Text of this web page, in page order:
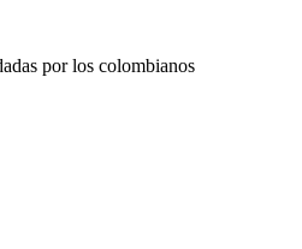
por los colombianos